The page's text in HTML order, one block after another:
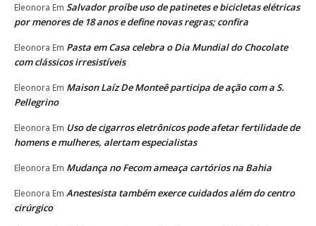
Eleonora Em Salvador proíbe uso de patinetes e bicicletas elétricas
por menores de 18 anos e define novas regras; confira
Eleonora Em Pasta em Casa celebra o Dia Mundial do Chocolate
com clássicos irresistíveis
Eleonora Em Maison Laíz De Monteê participa de ação com a S.
Pellegrino
Eleonora Em Uso de cigarros eletrônicos pode afetar fertilidade de
homens e mulheres, alertam especialistas
Eleonora Em Mudança no Fecom ameaça cartórios na Bahia
Eleonora Em Anestesista também exerce cuidados além do centro
cirúrgico